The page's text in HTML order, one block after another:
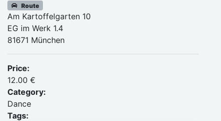
Route
Am Kartoffelgarten 10
EG im Werk 1.4
81671 München
Price:
12.00 €
Category:
Dance
Tags: